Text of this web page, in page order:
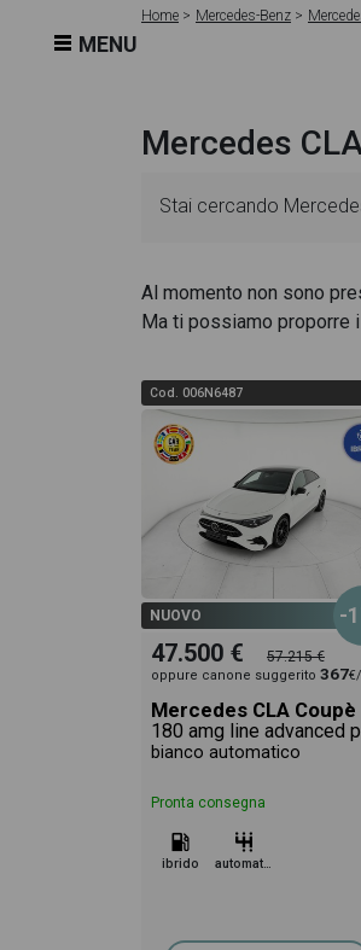
MENU
Home Mercedes-Benz
Mercedes
Stai cercando
essenziali come
Coupè 200 Premium
design degli interni in
All'interno della
veicolo.
Al momento non sono
Ma ti possiamo proporre
Cod. 006N6487
NUOVO -
47.500 € 57.215 €
oppure canone suggerito 367
Mercedes CLA Coupè
bianco automatico
Pronta consegna
ibrido automatico